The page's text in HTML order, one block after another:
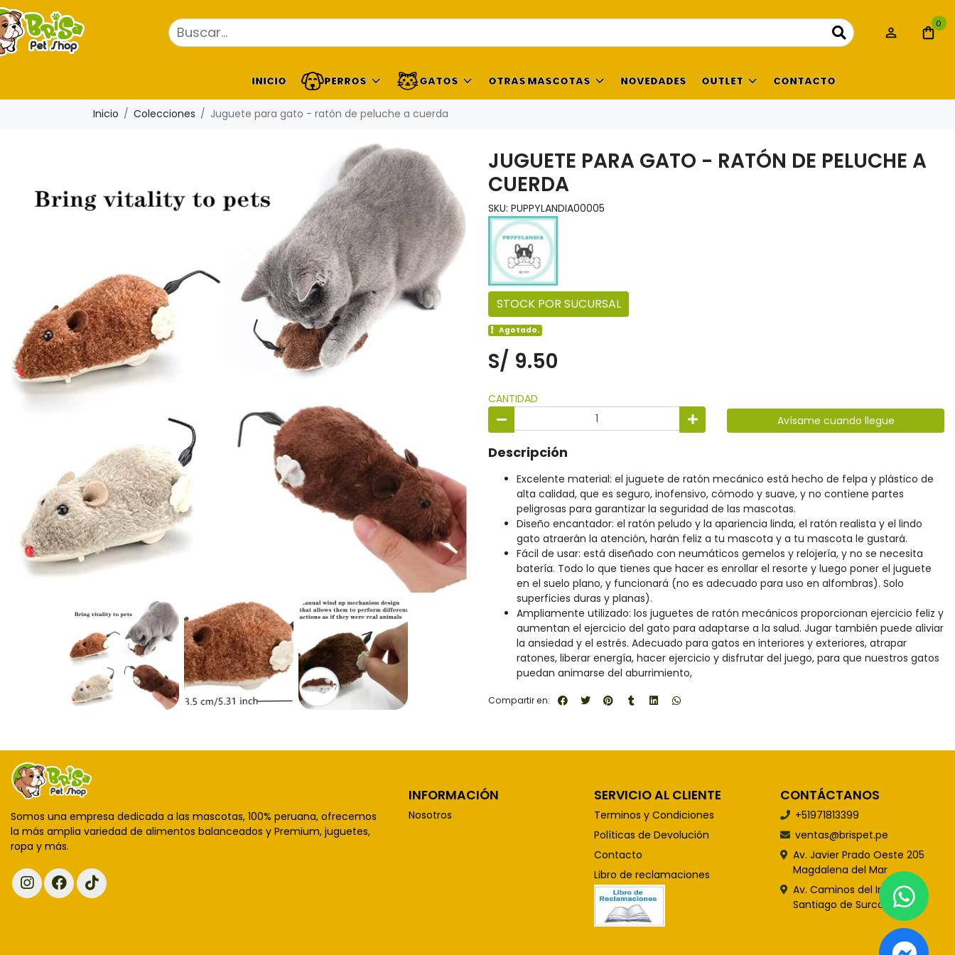
0
INICIO PERROS GATOS OTRAS MASCOTAS NOVEDADES OUTLET CONTACTO
Inicio Colecciones Juguete para gato - ratón de peluche a cuerda
JUGUETE PARA GATO - RATÓN DE PELUCHE A
CUERDA
SKU: PUPPYLANDIA00005
STOCK POR SUCURSAL
Agotado.
S/ 9.50
CANTIDAD
Avísame cuando llegue
Descripción
Excelente material: el juguete de ratón mecánico está hecho de felpa y plástico de
alta calidad, que es seguro, inofensivo, cómodo y suave, y no contiene partes
peligrosas para garantizar la seguridad de las mascotas.
Diseño encantador: el ratón peludo y la apariencia linda, el ratón realista y el lindo
gato atraerán la atención, harán feliz a tu mascota y a tu mascota le gustará.
Fácil de usar: está diseñado con neumáticos gemelos y relojería, y no se necesita
batería. Todo lo que tienes que hacer es enrollar el resorte y luego poner el juguete
en el suelo plano, y funcionará (no es adecuado para uso en alfombras). Solo
superficies duras y planas).
Ampliamente utilizado: los juguetes de ratón mecánicos proporcionan ejercicio feliz y
aumentan el ejercicio del gato para adaptarse a la salud. Jugar también puede aliviar
la ansiedad y el estrés. Adecuado para gatos en interiores y exteriores, atrapar
ratones, liberar energía, hacer ejercicio y disfrutar del juego, para que nuestros gatos
puedan animarse del aburrimiento,
Compartir en:
Somos una empresa dedicada a las mascotas, 100% peruana, ofrecemos
la más amplia variedad de alimentos balanceados y Premium, juguetes,
ropa y más.
INFORMACIÓN
Nosotros
SERVICIO AL CLIENTE
Terminos y Condiciones
Políticas de Devolución
Contacto
Libro de reclamaciones
CONTÁCTANOS
+51971813399
ventas@brispet.pe
Av. Javier Prado Oeste 205
Magdalena del Mar
Av. Caminos del Inca 848
Santiago de Surco